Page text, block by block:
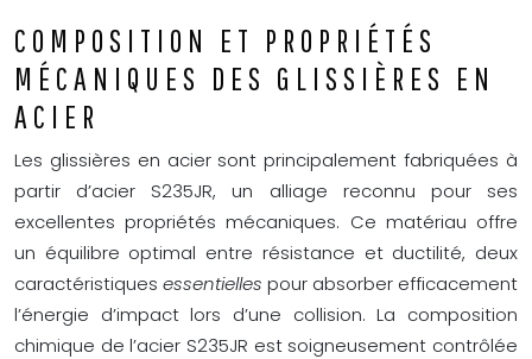
COMPOSITION ET PROPRIÉTÉS
MÉCANIQUES DES GLISSIÈRES EN
ACIER
Les glissières en acier sont principalement fabriquées à
partir d’acier S235JR, un alliage reconnu pour ses
excellentes propriétés mécaniques. Ce matériau offre
un équilibre optimal entre résistance et ductilité, deux
caractéristiques essentielles pour absorber efficacement
l’énergie d’impact lors d’une collision. La composition
chimique de l’acier S235JR est soigneusement contrôlée